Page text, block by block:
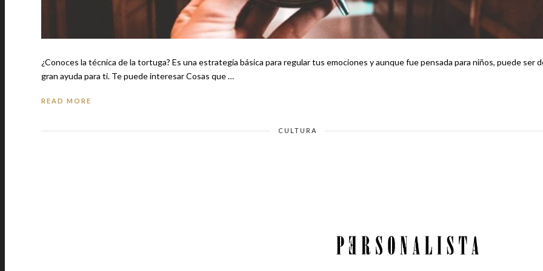
¿Conoces la técnica de la tortuga? Es una estrategia básica para regular tus emociones y aunque fue pensada para niños, puede ser
gran ayuda para ti. Te puede interesar Cosas que …
READ MORE
CULTURA